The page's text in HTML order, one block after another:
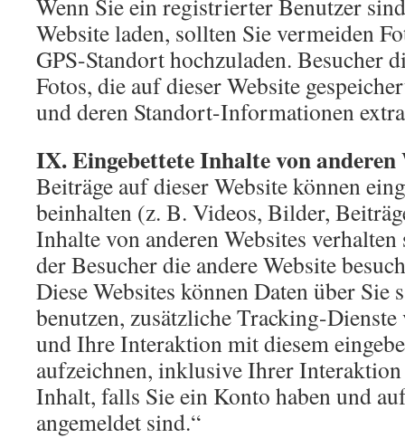
Wenn Sie ein registrierter Benutzer
Website laden, sollten Sie vermeiden
GPS-Standort hochzuladen. Besucher
Fotos, die auf dieser Website
und deren Standort-Informationen
IX. Eingebettete Inhalte von anderen
Beiträge auf dieser Website können
beinhalten (z. B. Videos, Bilder,
Inhalte von anderen Websites
der Besucher die andere Website
Diese Websites können Daten über Sie
benutzen, zusätzliche Tracking-
und Ihre Interaktion mit diesem
aufzeichnen, inklusive Ihrer
Inhalt, falls Sie ein Konto haben und
angemeldet sind.“